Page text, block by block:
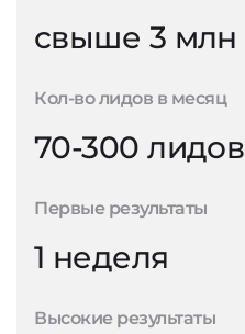
свыше 3 млн
Кол-во лидов в месяц
70-300 лидов
Первые результаты
1 неделя
Высокие результаты